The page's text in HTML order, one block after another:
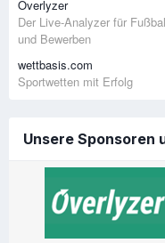
Overlyzer
Der Live-Analyzer für
und Bewerben
wettbasis.com
Sportwetten mit Erfolg
Unsere Sponsoren